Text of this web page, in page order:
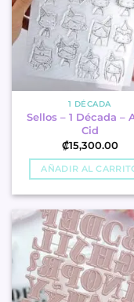
1 DÉCADA
Sellos – 1 Década –
Cid
₡15,300.00
AÑADIR AL